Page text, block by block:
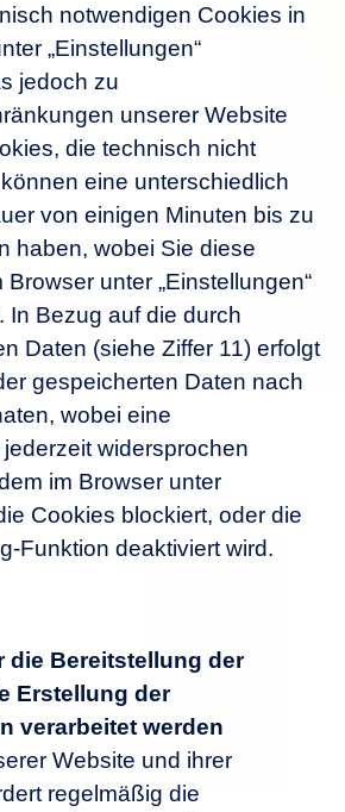
notwendigen Cookies in
„Einstellungen“
jedoch zu
unserer Website
die technisch nicht
eine unterschiedlich
von einigen Minuten bis zu
haben, wobei Sie diese
unter „Einstellungen“
In Bezug auf die durch
Daten (siehe Ziffer 11) erfolgt
gespeicherten Daten nach
wobei eine
widersprochen
im Browser unter
Cookies blockiert, oder die
Funktion deaktiviert wird.
die Bereitstellung der
Erstellung der
verarbeitet werden
Website und ihrer
regelmäßig die